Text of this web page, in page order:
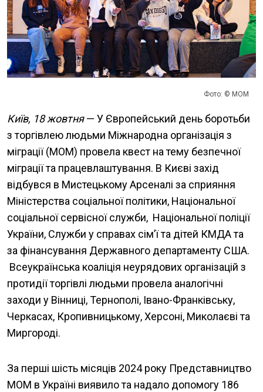
Фото: © МОМ
Київ, 18 жовтня— У Європейський день боротьби
з торгівлею людьми Міжнародна організація з
міграції (МОМ) провела квест на тему безпечної
міграції та працевлаштування. В Києві захід
відбувся в Мистецькому Арсеналі за сприяння
Міністерства соціальної політики, Національної
соціальної сервісної служби, Національної поліції
України, Служби у справах сім’ї та дітей КМДА та
за фінансування Державного департаменту США.
Всеукраїнська коаліція неурядових організацій з
протидії торгівлі людьми провела аналогічні
заходи у Вінниці, Тернополі, Івано-Франківську,
Черкасах, Кропивницькому, Херсоні, Миколаєві та
Миргороді.
За перші шість місяців 2024 року Представництво
МОМ в Україні виявило та надало допомогу 186